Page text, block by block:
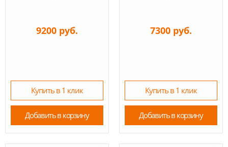
9200 руб.
Купить в 1 клик
Добавить в корзину
7300 руб.
Купить в 1 клик
Добавить в корзину